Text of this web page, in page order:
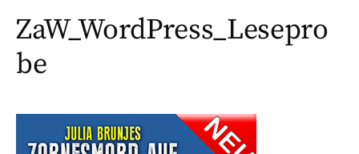
ZaW_WordPress_Lesepro
be